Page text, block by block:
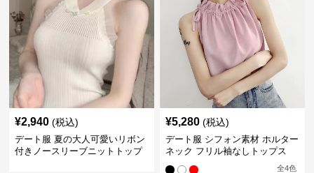
¥2,940 (税込)
デート服 夏の大人可愛いリボン
付きノースリーブニットトップ
¥5,280 (税込)
デート服 シフォン素材 ホルター
ネック フリル袖なしトップス
全4色